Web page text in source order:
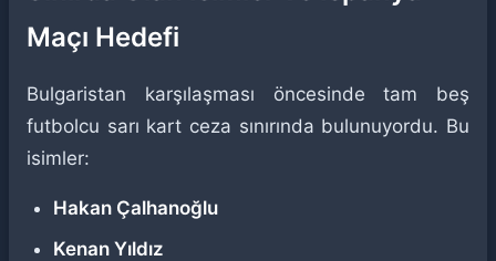
Maçı Hedefi
Bulgaristan karşılaşması öncesinde tam beş
futbolcu sarı kart ceza sınırında bulunuyordu. Bu
isimler:
Hakan Çalhanoğlu
Kenan Yıldız